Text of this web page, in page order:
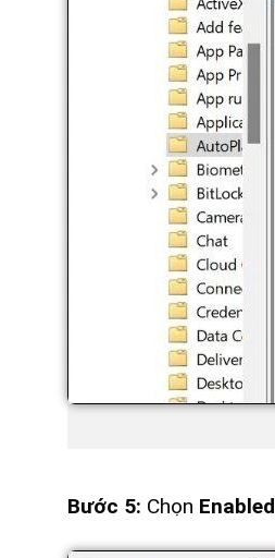
Bước 5: Chọn Enabled